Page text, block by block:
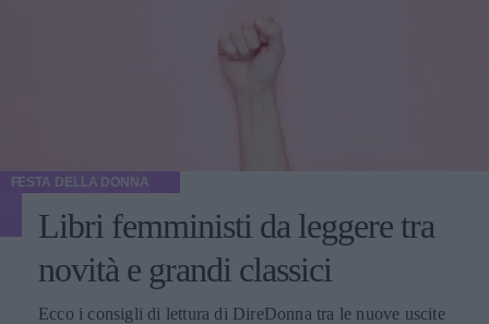
FESTA DELLA DONNA
Libri femministi da leggere tra
novità e grandi classici
Ecco i consigli di lettura di DireDonna tra le nuove uscite